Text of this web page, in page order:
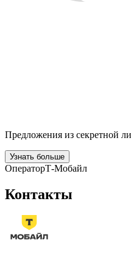
Предложения из секретной
Узнать больше
ОператорТ‑Мобайл
Контакты